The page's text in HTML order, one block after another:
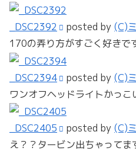
_DSC2392 posted by (C)
170の弄り方がすごく好きで
_DSC2394 posted by (C)
ワンオフヘッドライトかっこ
_DSC2405 posted by (C)
え？？タービン出ちゃってま